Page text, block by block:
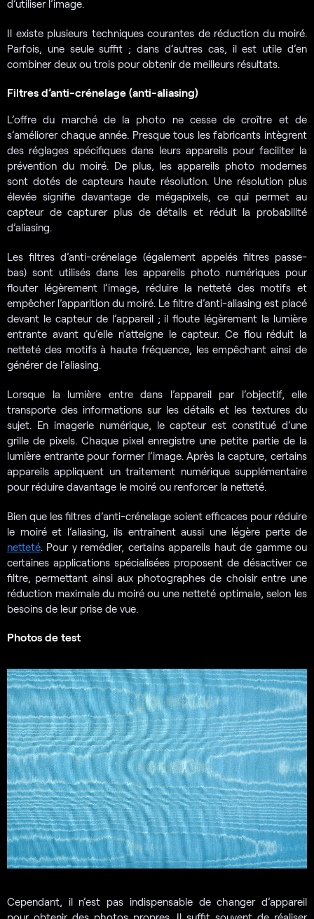
d’utiliser l’image.
Il existe plusieurs techniques courantes de réduction du moiré.
Parfois, une seule suffit ; dans d’autres cas, il est utile d’en
combiner deux ou trois pour obtenir de meilleurs résultats.
Filtres d’anti-crénelage (anti-aliasing)
L’offre du marché de la photo ne cesse de croître et de
s’améliorer chaque année. Presque tous les fabricants intègrent
des réglages spécifiques dans leurs appareils pour faciliter la
prévention du moiré. De plus, les appareils photo modernes
sont dotés de capteurs haute résolution. Une résolution plus
élevée signifie davantage de mégapixels, ce qui permet au
capteur de capturer plus de détails et réduit la probabilité
d’aliasing.
Les filtres d’anti-crénelage (également appelés filtres passe-
bas) sont utilisés dans les appareils photo numériques pour
flouter légèrement l’image, réduire la netteté des motifs et
empêcher l’apparition du moiré. Le filtre d’anti-aliasing est placé
devant le capteur de l’appareil ; il floute légèrement la lumière
entrante avant qu’elle n’atteigne le capteur. Ce flou réduit la
netteté des motifs à haute fréquence, les empêchant ainsi de
générer de l’aliasing.
Lorsque la lumière entre dans l’appareil par l’objectif, elle
transporte des informations sur les détails et les textures du
sujet. En imagerie numérique, le capteur est constitué d’une
grille de pixels. Chaque pixel enregistre une petite partie de la
lumière entrante pour former l’image. Après la capture, certains
appareils appliquent un traitement numérique supplémentaire
pour réduire davantage le moiré ou renforcer la netteté.
Bien que les filtres d’anti-crénelage soient efficaces pour réduire
le moiré et l’aliasing, ils entraînent aussi une légère perte de
netteté. Pour y remédier, certains appareils haut de gamme ou
certaines applications spécialisées proposent de désactiver ce
filtre, permettant ainsi aux photographes de choisir entre une
réduction maximale du moiré ou une netteté optimale, selon les
besoins de leur prise de vue.
Photos de test
Cependant, il n’est pas indispensable de changer d’appareil